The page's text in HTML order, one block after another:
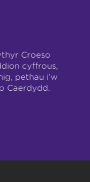
Croeso
cyffrous,
pethau i’w
Caerdydd.